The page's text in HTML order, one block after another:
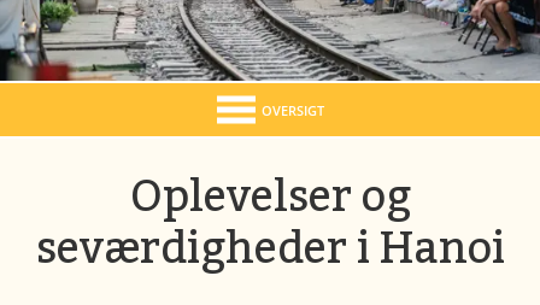
OVERSIGT
Oplevelser og
seværdigheder i Hanoi